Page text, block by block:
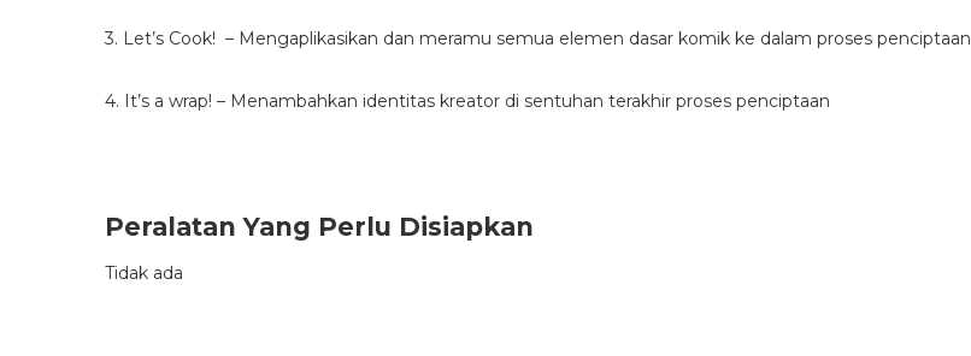
3. Let’s Cook! – Mengaplikasikan dan meramu semua elemen dasar komik ke dalam proses penciptaan
4. It’s a wrap! – Menambahkan identitas kreator di sentuhan terakhir proses penciptaan
Peralatan Yang Perlu Disiapkan
Tidak ada